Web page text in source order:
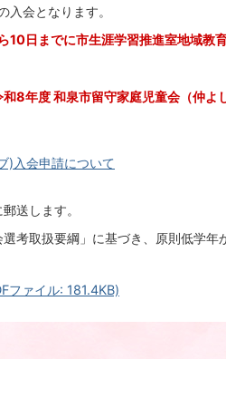
会となります。
10日までに市生涯学習推進室地域教
8年度 和泉市留守家庭児童会（仲よ
)入会申請について
送します。
考取扱要綱」に基づき、原則低学年
ファイル: 181.4KB)